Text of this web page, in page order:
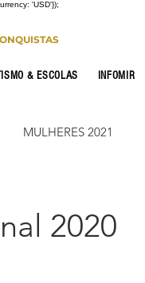
'USD'});
& ESCOLAS INFOMIR
MULHERES 2021
2020